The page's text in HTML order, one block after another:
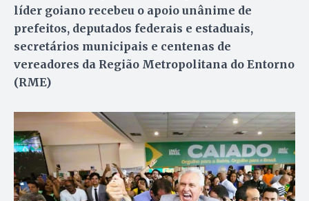
líder goiano recebeu o apoio unânime de
prefeitos, deputados federais e estaduais,
secretários municipais e centenas de
vereadores da Região Metropolitana do Entorno
(RME)